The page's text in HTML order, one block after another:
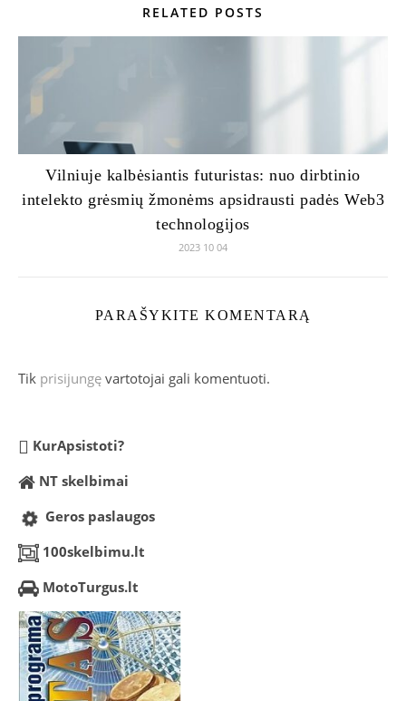
RELATED POSTS
Vilniuje kalbėsiantis futuristas: nuo dirbtinio
intelekto grėsmių žmonėms apsidrausti padės Web3
technologijos
2023 10 04
PARAŠYKITE KOMENTARĄ
Tik prisijungę vartotojai gali komentuoti.
KurApsistoti?
NT skelbimai
Geros paslaugos
100skelbimu.lt
MotoTurgus.lt